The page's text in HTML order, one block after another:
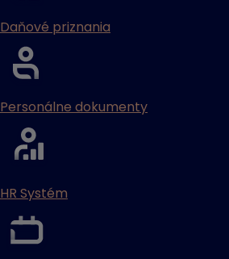
Daňové priznania
Personálne dokumenty
HR Systém